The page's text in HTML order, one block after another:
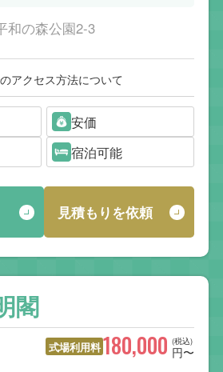
和の森公園2-3
アクセス方法について
安価
宿泊可能
見積もりを依頼
閣
式場利用料 (税込)
180,000 円〜